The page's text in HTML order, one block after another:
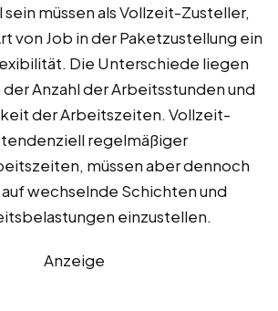
müssen als Vollzeit-Zusteller,
von Job in der Paketzustellung ein
Die Unterschiede liegen
Anzahl der Arbeitsstunden und
der Arbeitszeiten. Vollzeit-
regelmäßiger
müssen aber dennoch
wechselnde Schichten und
einzustellen.
Anzeige